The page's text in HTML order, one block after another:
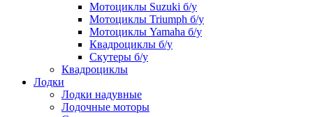
Мотоциклы Suzuki б/у
Мотоциклы Triumph б/у
Мотоциклы Yamaha б/у
Квадроциклы б/у
Скутеры б/у
Квадроциклы
Лодки
Лодки надувные
Лодочные моторы